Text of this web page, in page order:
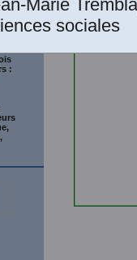
:
Marie
sociales